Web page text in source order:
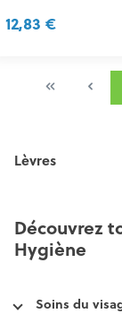
12,83 €
Lèvres
Découvrez
Hygiène
Soins du